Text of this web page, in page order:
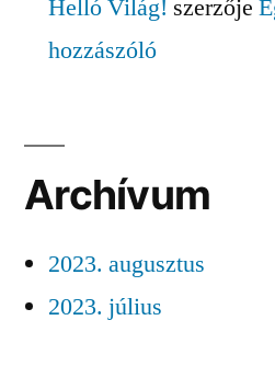
Helló Világ! szerzője
hozzászóló
Archívum
2023. augusztus
2023. július